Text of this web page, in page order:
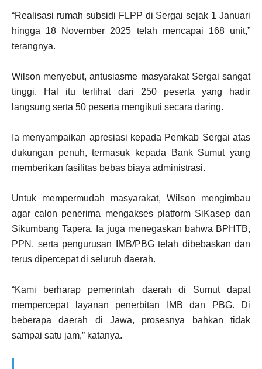
“Realisasi rumah subsidi FLPP di Sergai sejak 1 Januari
hingga 18 November 2025 telah mencapai 168 unit,”
terangnya.
Wilson menyebut, antusiasme masyarakat Sergai sangat
tinggi. Hal itu terlihat dari 250 peserta yang hadir
langsung serta 50 peserta mengikuti secara daring.
Ia menyampaikan apresiasi kepada Pemkab Sergai atas
dukungan penuh, termasuk kepada Bank Sumut yang
memberikan fasilitas bebas biaya administrasi.
Untuk mempermudah masyarakat, Wilson mengimbau
agar calon penerima mengakses platform SiKasep dan
Sikumbang Tapera. Ia juga menegaskan bahwa BPHTB,
PPN, serta pengurusan IMB/PBG telah dibebaskan dan
terus dipercepat di seluruh daerah.
“Kami berharap pemerintah daerah di Sumut dapat
mempercepat layanan penerbitan IMB dan PBG. Di
beberapa daerah di Jawa, prosesnya bahkan tidak
sampai satu jam,” katanya.